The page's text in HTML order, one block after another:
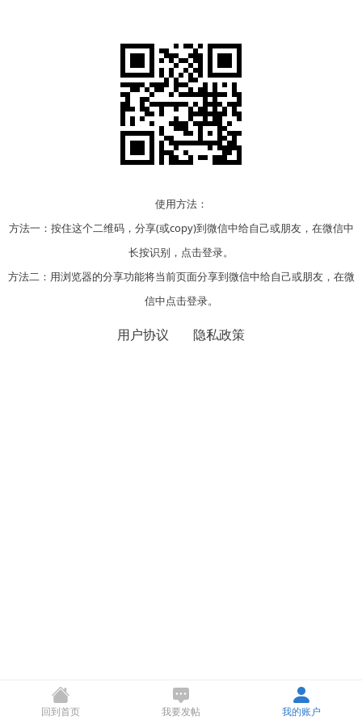
使用方法：
方法一：按住这个二维码，分享(或copy)到微信中给自己或朋友，在微信中
长按识别，点击登录。
方法二：用浏览器的分享功能将当前页面分享到微信中给自己或朋友，在微
信中点击登录。
用户协议 隐私政策
回到首页 我要发帖 我的账户